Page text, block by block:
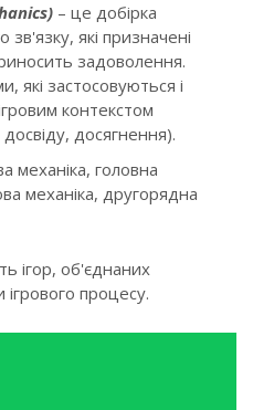
– це добірка
які призначені
задоволення.
які застосовуються і
контекстом
досягнення).
механіка, головна
механіка, другорядна
ігор, об'єднаних
процесу.